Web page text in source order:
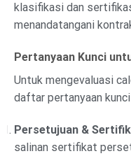
klasifikasi dan
menandatangani
Pertanyaan Kunci
Untuk mengevaluasi
daftar pertanyaan
Persetujuan &
salinan sertifikat